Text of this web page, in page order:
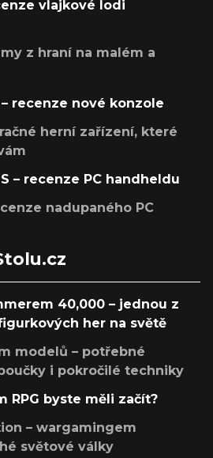
vlajkové lodi
z hraní na malém a
recenze nové konzole
herní zařízení, které
– recenze PC handheldu
nadupaného PC
40,000 – jednou z
her na světě
modelů – potřebné
i pokročilé techniky
RPG byste měli začít?
– wargamingem
světové války